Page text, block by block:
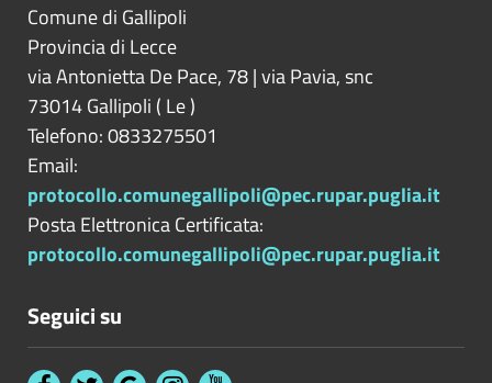
Comune di Gallipoli
Provincia di Lecce
via Antonietta De Pace, 78 | via Pavia, snc
73014Gallipoli ( Le)
Telefono: 0833275501
Email:
protocollo.comunegallipoli@pec.rupar.puglia.it
Posta Elettronica Certificata:
protocollo.comunegallipoli@pec.rupar.puglia.it
Seguici su